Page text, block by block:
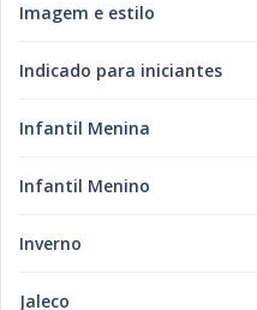
Imagem e estilo
Indicado para iniciantes
Infantil Menina
Infantil Menino
Inverno
Jaleco